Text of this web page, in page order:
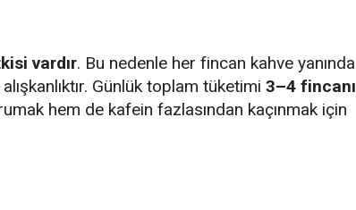
vardır. Bu nedenle her fincan kahve yanında
Günlük toplam tüketimi 3–4 fincanı
hem de kafein fazlasından kaçınmak için